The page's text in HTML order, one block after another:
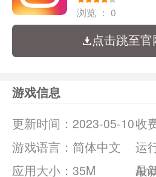
浏览 ： 0
点击跳至
游戏信息
更新时间： 2023-05-10收
游戏语言： 简体中文
运
应用大小： 35M
最